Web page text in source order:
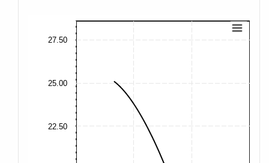
22.50
25.00
27.50